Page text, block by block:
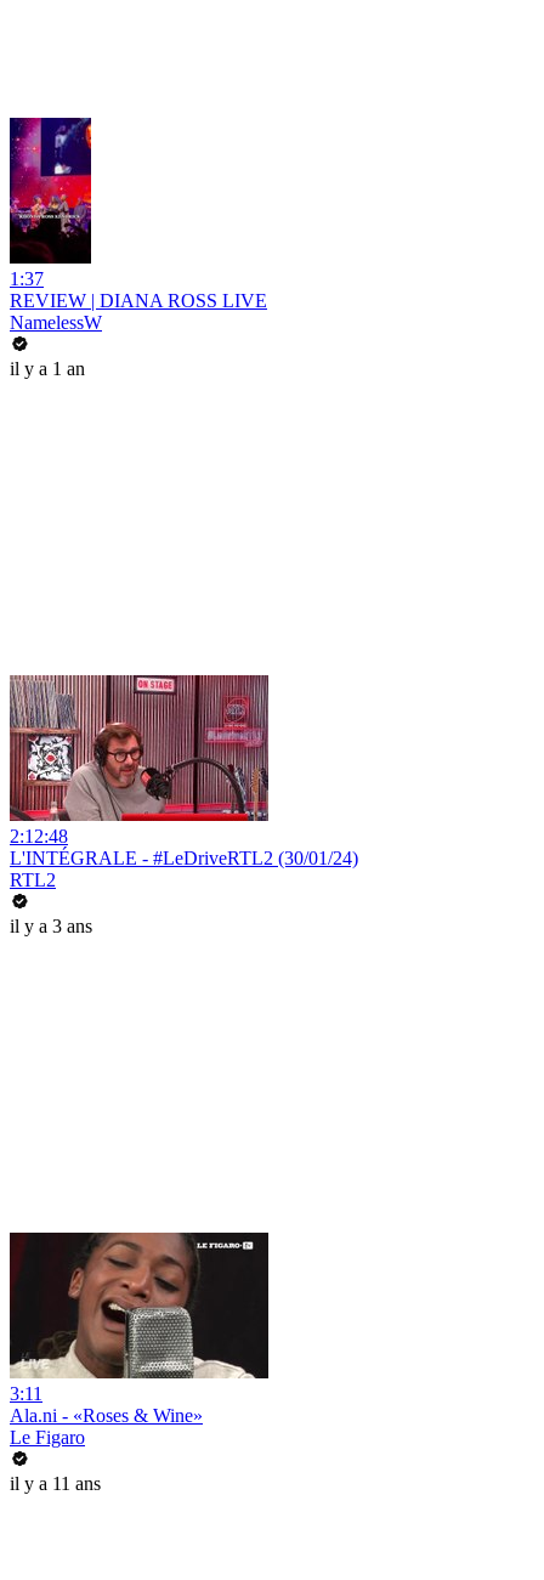
1:37
REVIEW | DIANA ROSS LIVE
NamelessW
il y a 1 an
2:12:48
L'INTÉGRALE - #LeDriveRTL2 (30/01/24)
RTL2
il y a 3 ans
3:11
Ala.ni - «Roses & Wine»
Le Figaro
il y a 11 ans